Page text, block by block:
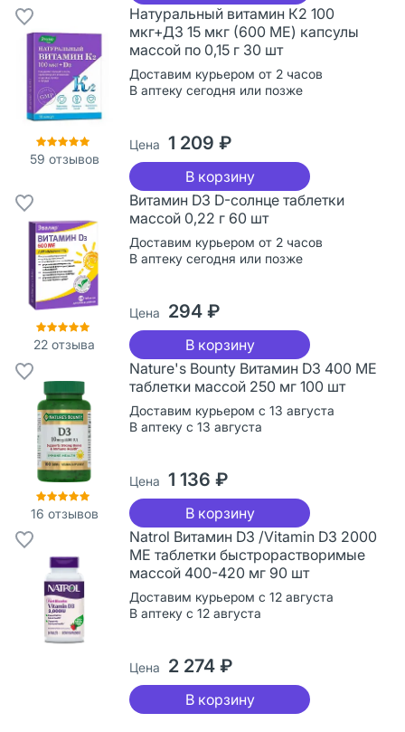
59 отзывов
Натуральный витамин К2 100
мкг+Д3 15 мкг (600 МЕ) капсулы
массой по 0,15 г 30 шт
Доставим курьером от 2 часов
В аптеку сегодня или позже
Цена 1 209 ₽
В корзину
22 отзыва
Витамин D3 D-солнце таблетки
массой 0,22 г 60 шт
Доставим курьером от 2 часов
В аптеку сегодня или позже
Цена 294 ₽
В корзину
16 отзывов
Nature's Bounty Витамин D3 400 МЕ
таблетки массой 250 мг 100 шт
Доставим курьером с 13 августа
В аптеку с 13 августа
Цена 1 136 ₽
В корзину
Natrol Витамин D3 /Vitamin D3 2000
ME таблетки быстрорастворимые
массой 400-420 мг 90 шт
Доставим курьером с 12 августа
В аптеку с 12 августа
Цена 2 274 ₽
В корзину